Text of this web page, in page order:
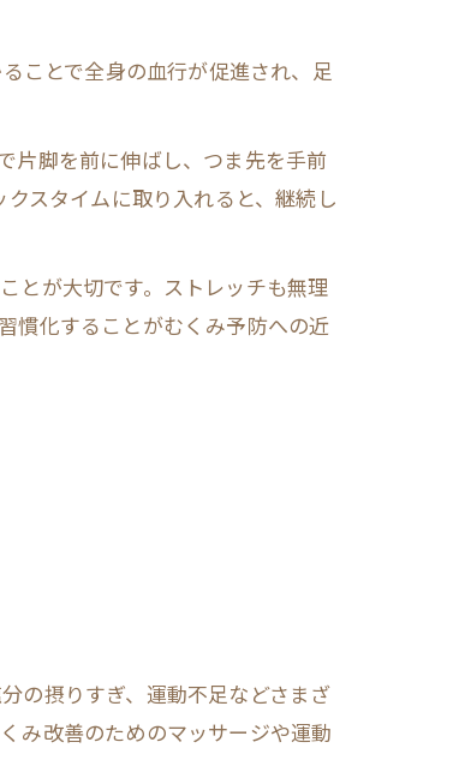
ことで全身の血行が促進され、足
片脚を前に伸ばし、つま先を手前
スタイムに取り入れると、継続し
とが大切です。ストレッチも無理
慣化することがむくみ予防への近
の摂りすぎ、運動不足などさまざ
み改善のためのマッサージや運動